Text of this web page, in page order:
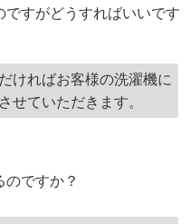
すがどうすればいいです
ければお客様の洗濯機に
せていただきます。
のですか？